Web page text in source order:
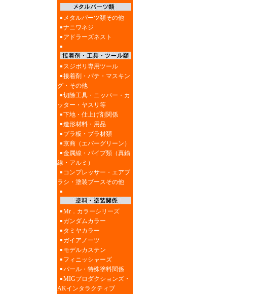
メタルパーツ類その他
ナニワネジ
アドラーズネスト
スジボリ専用ツール
接着剤・パテ・マスキン
グ・その他
切除工具・ニッパー・カ
ッター・ヤスリ等
下地・仕上げ剤関係
造形材料・用品
プラ板・プラ材類
京商（エバーグリーン）
金属線・パイプ類（真鍮
線・アルミ）
コンプレッサー・エアブ
ラシ・塗装ブースその他
Mr．カラーシリーズ
ガンダムカラー
タミヤカラー
ガイアノーツ
モデルカステン
フィニッシャーズ
パール・特殊塗料関係
MIGプロダクションズ・
AKインタラクティブ